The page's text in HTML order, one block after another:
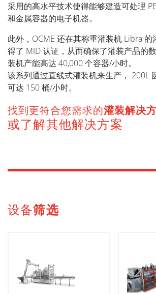
采用的高水平技术使得能够建造可处理
和金属容器的电子机器。
此外，OCME 还在其称重灌装机 Libra
得了 MID 认证，从而确保了灌装产品的
装机产能高达 40,000 个容器/小时。
该系列通过直线式灌装机来生产， 200L
可达 150 桶/小时。
找到更符合您需求的灌装解决
或了解其他解决方案
设备筛选